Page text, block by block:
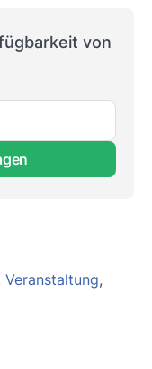
von
Veranstaltung,